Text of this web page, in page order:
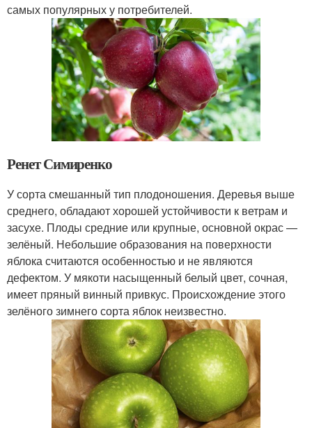
самых популярных у потребителей.
Ренет Симиренко
У сорта смешанный тип плодоношения. Деревья выше
среднего, обладают хорошей устойчивости к ветрам и
засухе. Плоды средние или крупные, основной окрас —
зелёный. Небольшие образования на поверхности
яблока считаются особенностью и не являются
дефектом. У мякоти насыщенный белый цвет, сочная,
имеет пряный винный привкус. Происхождение этого
зелёного зимнего сорта яблок неизвестно.